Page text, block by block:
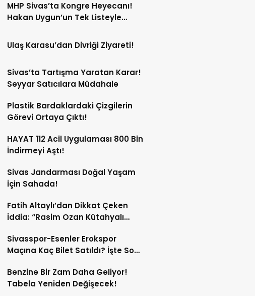
MHP Sivas’ta Kongre Heyecanı!
Hakan Uygun’un Tek Listeyle
Ulaş Karasu’dan Divriği Ziyareti!
Sivas’ta Tartışma Yaratan Karar!
Seyyar Satıcılara Müdahale
Plastik Bardaklardaki Çizgilerin
Görevi Ortaya Çıktı!
HAYAT 112 Acil Uygulaması 800 Bin
İndirmeyi Aştı!
Sivas Jandarması Doğal Yaşam
İçin Sahada!
Fatih Altaylı’dan Dikkat Çeken
İddia: “Rasim Ozan Kütahyalı
Sivasspor-Esenler Erokspor
Maçına Kaç Bilet Satıldı? İşte Son
Benzine Bir Zam Daha Geliyor!
Tabela Yeniden Değişecek!